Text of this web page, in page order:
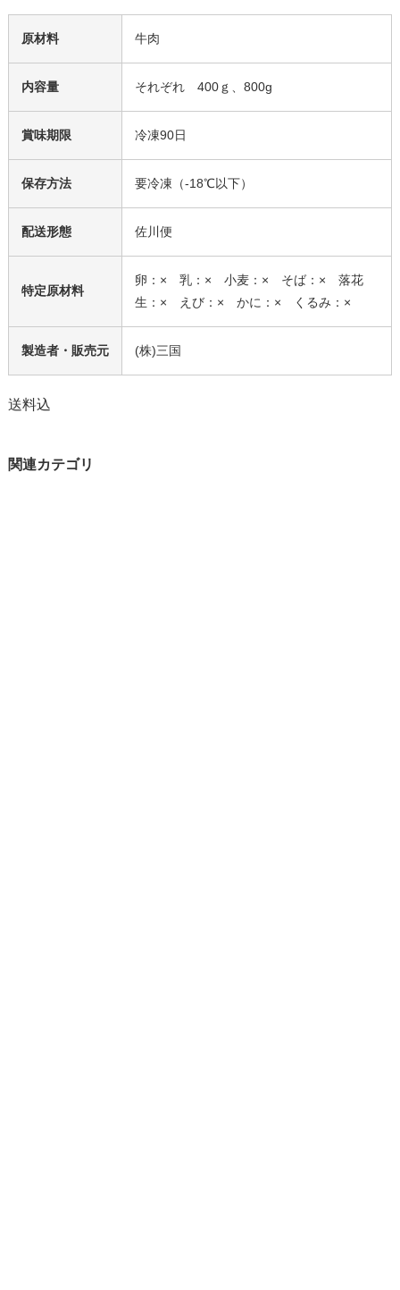
原材料 牛肉
内容量 それぞれ 400ｇ、800g
賞味期限 冷凍90日
保存方法 要冷凍（-18℃以下）
配送形態 佐川便
特定原材料
卵：× 乳：× 小麦：× そば：× 落花
生：× えび：× かに：× くるみ：×
製造者・販売元 (株)三国
送料込